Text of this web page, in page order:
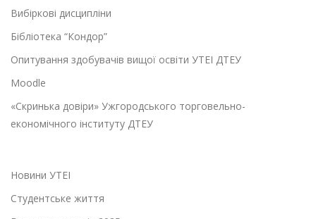
Вибіркові дисципліни
Бібліотека “Кондор”
Опитування здобувачів вищої освіти УТЕІ ДТЕУ
Moodle
«Скринька довіри» Ужгородського торговельно-
економічного інституту ДТЕУ
Новини УТЕІ
Студентське життя